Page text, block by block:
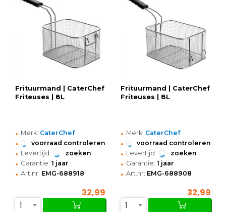
Frituurmand | CaterChef
Friteuses | 8L
• Merk: CaterChef
• voorraad controleren
• Levertijd: zoeken
• Garantie: 1 jaar
• Art.nr: EMG-688918
32,99
1
Frituurmand | CaterChef
Friteuses | 8L
• Merk: CaterChef
• voorraad controleren
• Levertijd: zoeken
• Garantie: 1 jaar
• Art.nr: EMG-688908
32,99
1